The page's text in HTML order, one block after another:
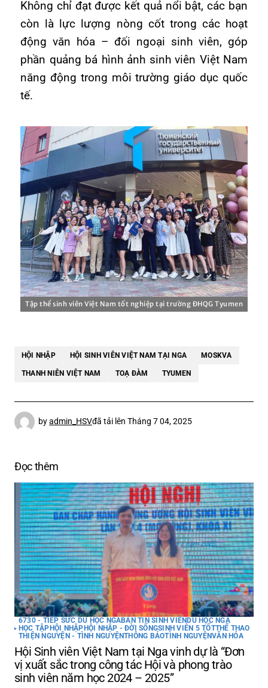
Không chỉ đạt được kết quả nổi bật, các bạn
còn là lực lượng nòng cốt trong các hoạt
động văn hóa – đối ngoại sinh viên, góp
phần quảng bá hình ảnh sinh viên Việt Nam
năng động trong môi trường giáo dục quốc
tế.
Tập thể sinh viên Việt Nam tốt nghiệp tại trường ĐHQG Tyumen
HỘI NHẬP HỘI SINH VIÊN VIỆT NAM TẠI NGA MOSKVA
THANH NIÊN VIỆT NAM TOẠ ĐÀM TYUMEN
byadmin_HSVđã tải lên Tháng 7 04, 2025
Đọc thêm
6730 - TIẾP SỨC DU HỌC NGABẢN TIN SINH VIÊN DU HỌC NGA
HỌC TẬP HỘI NHẬP HỘI NHẬP - ĐỜI SỐNGSINH VIÊN 5 TỐTTHỂ THAO
THIỆN NGUYỆN - TÌNH NGUYỆNTHÔNG BÁOTÌNH NGUYỆNVĂN HÓA
Hội Sinh viên Việt Nam tại Nga vinh dự là “Đơn
vị xuất sắc trong công tác Hội và phong trào
sinh viên năm học 2024 – 2025”